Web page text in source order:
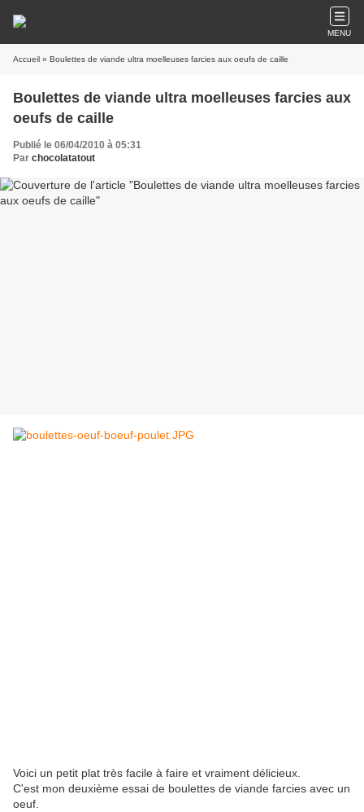
MENU
Accueil » Boulettes de viande ultra moelleuses farcies aux oeufs de caille
Boulettes de viande ultra moelleuses farcies aux
oeufs de caille
Publié le 06/04/2010 à 05:31
Par chocolatatout
Voici un petit plat très facile à faire et vraiment délicieux.
C'est mon deuxième essai de boulettes de viande farcies avec un
oeuf.